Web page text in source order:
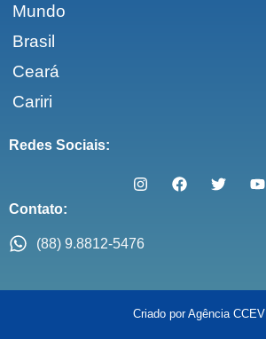
Mundo
Brasil
Ceará
Cariri
Redes Sociais:
Contato:
(88) 9.8812-5476
Criado por Agência CCEV